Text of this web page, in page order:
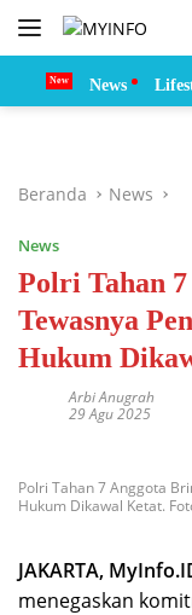
Langsung
Home News
Beranda News
News
Polri Tahan
Tewasnya
Hukum
Arbi Anugrah
29 Agu 2025
Polri Tahan 7 Anggota
Hukum Dikawal Ketat.
JAKARTA,
menegaskan